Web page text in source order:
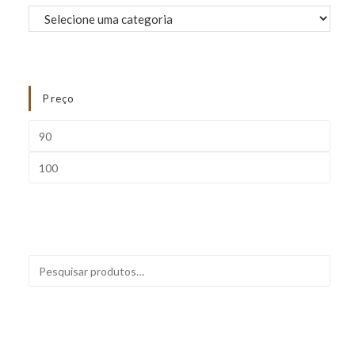
Preço